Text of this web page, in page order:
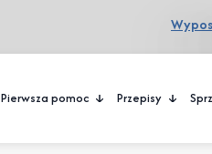
Pierwsza pomoc Przepisy